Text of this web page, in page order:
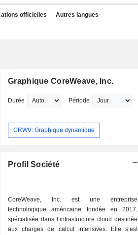
officielles Autres langues
Graphique CoreWeave, Inc.
Durée Période
CRWV: Graphique dynamique
Profil Société
CoreWeave, Inc. est une entreprise
technologique américaine fondée en 2017,
spécialisée dans l’infrastructure cloud destinée
aux charges de calcul intensives. Elle s’est